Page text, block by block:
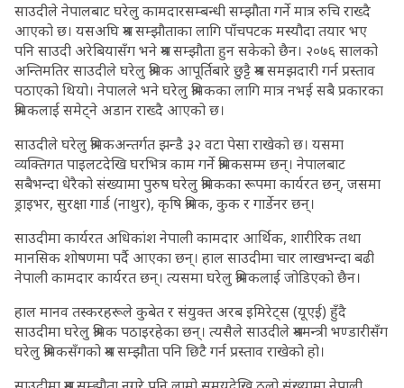
साउदीले नेपालबाट घरेलु कामदारसम्बन्धी सम्झौता गर्ने मात्र रुचि राख्दै
आएको छ। यसअघि श्रम सम्झौताका लागि पाँचपटक मस्यौदा तयार भए
पनि साउदी अरेबियासँग भने श्रम सम्झौता हुन सकेको छैन। २०७६ सालको
अन्तिमतिर साउदीले घरेलु श्रमिक आपूर्तिबारे छुट्टै श्रम समझदारी गर्न प्रस्ताव
पठाएको थियो। नेपालले भने घरेलु श्रमिकका लागि मात्र नभई सबै प्रकारका
श्रमिकलाई समेट्ने अडान राख्दै आएको छ।
साउदीले घरेलु श्रमिकअन्तर्गत झन्डै ३२ वटा पेसा राखेको छ। यसमा
व्यक्तिगत पाइलटदेखि घरभित्र काम गर्ने श्रमिकसम्म छन्। नेपालबाट
सबैभन्दा धेरैको संख्यामा पुरुष घरेलु श्रमिकका रूपमा कार्यरत छन्, जसमा
ड्राइभर, सुरक्षा गार्ड (नाथुर), कृषि श्रमिक, कुक र गार्डेनर छन्।
साउदीमा कार्यरत अधिकांश नेपाली कामदार आर्थिक, शारीरिक तथा
मानसिक शोषणमा पर्दै आएका छन्। हाल साउदीमा चार लाखभन्दा बढी
नेपाली कामदार कार्यरत छन्। त्यसमा घरेलु श्रमिकलाई जोडिएको छैन।
हाल मानव तस्करहरूले कुबेत र संयुक्त अरब इमिरेट्स (यूएई) हुँदै
साउदीमा घरेलु श्रमिक पठाइरहेका छन्। त्यसैले साउदीले श्रममन्त्री भण्डारीसँग
घरेलु श्रमिकसँगको श्रम सम्झौता पनि छिटै गर्न प्रस्ताव राखेको हो।